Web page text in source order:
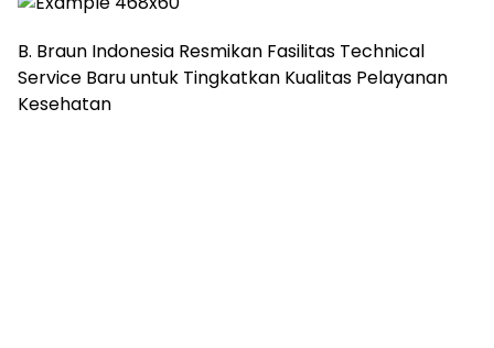
B. Braun Indonesia Resmikan Fasilitas Technical
Service Baru untuk Tingkatkan Kualitas Pelayanan
Kesehatan